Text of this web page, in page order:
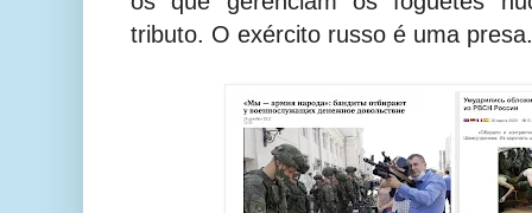
tributo. O exército russo é uma presa.